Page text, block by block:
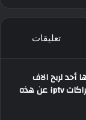
تعليقات
أحد لربح الاف
الدولارات شهريا من بيع اشتراكات iptv عن هذه